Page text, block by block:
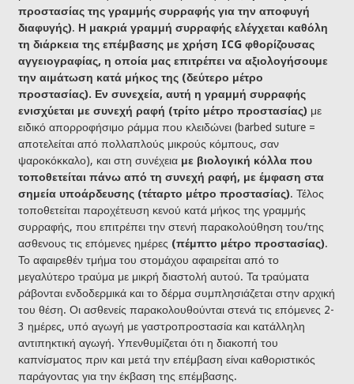
προστασίας της γραμμής συρραφής για την αποφυγή
διαφυγής). Η μακριά γραμμή συρραφής ελέγχεται καθόλη
τη διάρκεια της επέμβασης με χρήση ICG φθορίζουσας
αγγειογραφίας, η οποία μας επιτρέπει να αξιολογήσουμε
την αιμάτωση κατά μήκος της (δεύτερο μέτρο
προστασίας). Εν συνεχεία, αυτή η γραμμή συρραφής
ενισχύεται με συνεχή ραφή (τρίτο μέτρο προστασίας) με
ειδικό απορροφήσιμο ράμμα που κλειδώνει (barbed suture =
αποτελείται από πολλαπλούς μικρούς κόμπους, σαν
ψαροκόκκαλο), και στη συνέχεια με βιολογική κόλλα που
τοποθετείται πάνω από τη συνεχή ραφή, με έμφαση στα
σημεία υποάρδευσης (τέταρτο μέτρο προστασίας). Τέλος
τοποθετείται παροχέτευση κενού κατά μήκος της γραμμής
συρραφής, που επιτρέπει την στενή παρακολούθηση του/της
ασθενους τις επόμενες ημέρες (πέμπτο μέτρο προστασίας).
Το αφαιρεθέν τμήμα του στομάχου αφαιρείται από το
μεγαλύτερο τραύμα με μικρή διαστολή αυτού. Τα τραύματα
ράβονται ενδοδερμικά και το δέρμα συμπλησιάζεται στην αρχική
του θέση. Οι ασθενείς παρακολουθούνται στενά τις επόμενες 2-
3 ημέρες, υπό αγωγή με γαστροπροστασία και κατάλληλη
αντιπηκτική αγωγή. Υπενθυμίζεται ότι η διακοπή του
καπνίσματος πριν και μετά την επέμβαση είναι καθοριστικός
παράγοντας για την έκβαση της επέμβασης.